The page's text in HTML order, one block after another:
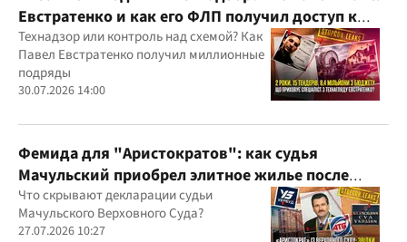
Евстратенко и как его ФЛП получил доступ к
бюджетным миллионам?
Технадзор или контроль над схемой? Как
Павел Евстратенко получил миллионные
подряды
30.07.2026 14:00
Фемида для "Аристократов": как судья
Мачульский приобрел элитное жилье после
вердикта в пользу застройщика?
Что скрывают декларации судьи
Мачульского Верховного Суда?
27.07.2026 10:27